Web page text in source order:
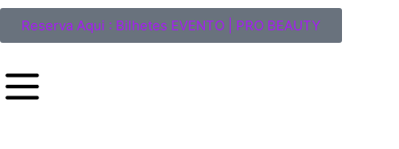
Reserva Aqui : Bilhetes EVENTO | PRO BEAUTY